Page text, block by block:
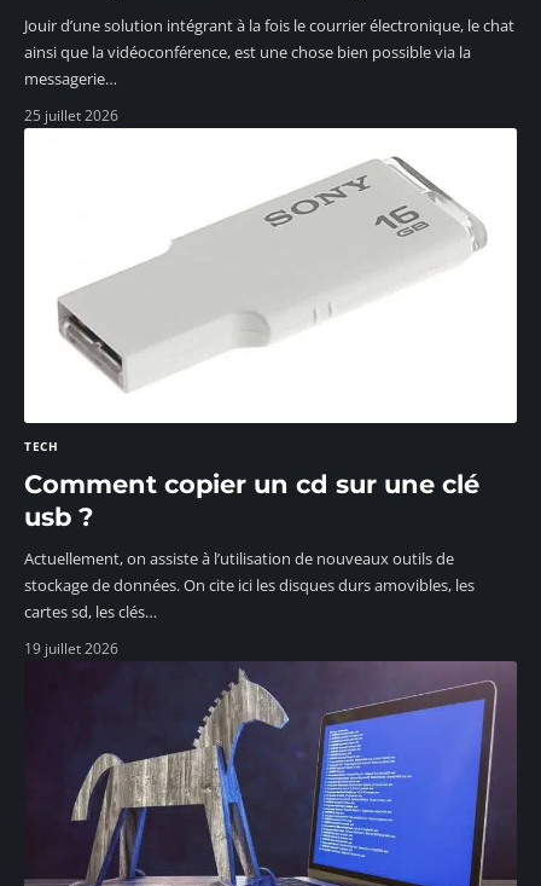
Jouir d’une solution intégrant à la fois le courrier électronique, le chat
ainsi que la vidéoconférence, est une chose bien possible via la
messagerie…
25 juillet 2026
TECH
Comment copier un cd sur une clé
usb ?
Actuellement, on assiste à l’utilisation de nouveaux outils de
stockage de données. On cite ici les disques durs amovibles, les
cartes sd, les clés…
19 juillet 2026